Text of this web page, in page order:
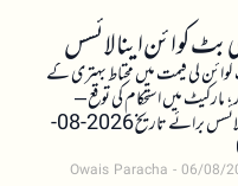
بٹ کوائن اینالائسس
کی قیمت میں محتاط بہتری کے
مارکیٹ میں استحکام کی توقع –
اینالائسس برائے تاریخ 2026-08-
Owais Paracha 06/08/